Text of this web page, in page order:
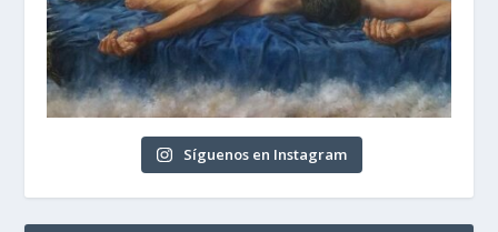
Síguenos en Instagram